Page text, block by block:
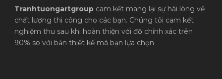
Tranhtuongartgroup cam kết mang lại sự hài lòng về
chất lượng thi công cho các bạn. Chúng tôi cam kết
nghiệm thu sau khi hoàn thiện với độ chính xác trên
90% so với bản thiết kế mà bạn lựa chọn